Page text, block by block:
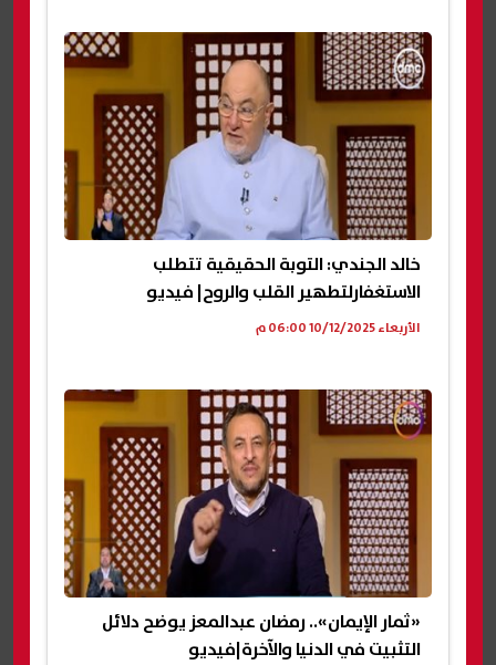
خالد الجندي: التوبة الحقيقية تتطلب
الاستغفارلتطهير القلب والروح| فيديو
الأربعاء 10/12/2025 06:00 م
«ثمار الإيمان».. رمضان عبدالمعز يوضح دلائل
التثبيت في الدنيا والآخرة|فيديو